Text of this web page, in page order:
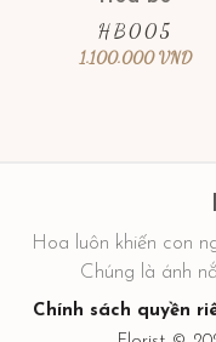
HB005
1.100.000VND
Hoa luôn khiến con
Chúng là ánh
Chính sách quyền